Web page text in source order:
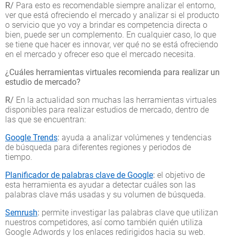
R/ Para esto es recomendable siempre analizar el entorno,
ver que está ofreciendo el mercado y analizar si el producto
o servicio que yo voy a brindar es competencia directa o
bien, puede ser un complemento. En cualquier caso, lo que
se tiene que hacer es innovar, ver qué no se está ofreciendo
en el mercado y ofrecer eso que el mercado necesita.
¿Cuáles herramientas virtuales recomienda para realizar un
estudio de mercado?
R/ En la actualidad son muchas las herramientas virtuales
disponibles para realizar estudios de mercado, dentro de
las que se encuentran:
Google Trends: ayuda a analizar volúmenes y tendencias
de búsqueda para diferentes regiones y periodos de
tiempo.
Planificador de palabras clave de Google: el objetivo de
esta herramienta es ayudar a detectar cuáles son las
palabras clave más usadas y su volumen de búsqueda.
Semrush: permite investigar las palabras clave que utilizan
nuestros competidores, así como también quién utiliza
Google Adwords y los enlaces redirigidos hacia su web.